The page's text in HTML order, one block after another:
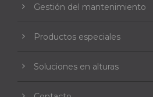
Gestión del mantenimiento
Productos especiales
Soluciones en alturas